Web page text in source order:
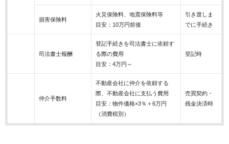
損害保険料
火災保険料、地震保険料等
目安：10万円前後
引き渡しま
でに手続き
司法書士報酬
登記手続きを司法書士に依頼す
る際の費用
目安：4万円～
登記時
仲介手数料
不動産会社に仲介を依頼する
際、不動産会社に支払う費用
目安：物件価格×3％＋6万円
（消費税別）
売買契約・
残金決済時